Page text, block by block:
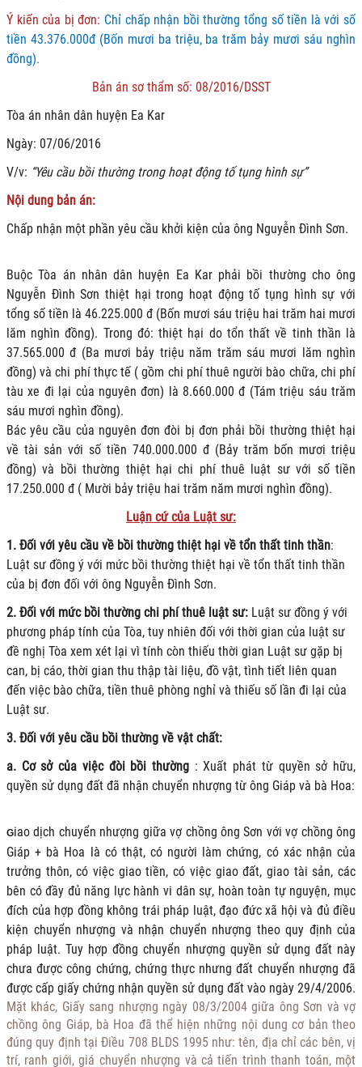
Ý kiến của bị đơn: Chỉ chấp nhận bồi thường tổng số tiền là với số
tiền 43.376.000đ (Bốn mươi ba triệu, ba trăm bảy mươi sáu nghìn
đồng).
Bản án sơ thẩm số: 08/2016/DSST
Tòa án nhân dân huyện Ea Kar
Ngày: 07/06/2016
V/v: “Yêu cầu bồi thường trong hoạt động tố tụng hình sự”
Nội dung bản án:
Chấp nhận một phần yêu cầu khởi kiện của ông Nguyễn Đình Sơn.
Buộc Tòa án nhân dân huyện Ea Kar phải bồi thường cho ông
Nguyễn Đình Sơn thiệt hại trong hoạt động tố tụng hình sự với
tổng số tiền là 46.225.000 đ (Bốn mươi sáu triệu hai trăm hai mươi
lăm nghìn đồng). Trong đó: thiệt hại do tổn thất về tinh thần là
37.565.000 đ (Ba mươi bảy triệu năm trăm sáu mươi lăm nghìn
đồng) và chi phí thực tế ( gồm chi phí thuê người bào chữa, chi phí
tàu xe đi lại của nguyên đơn) là 8.660.000 đ (Tám triệu sáu trăm
sáu mươi nghìn đồng).
Bác yêu cầu của nguyên đơn đòi bị đơn phải bồi thường thiệt hại
về tài sản với số tiền 740.000.000 đ (Bảy trăm bốn mươi triệu
đồng) và bồi thường thiệt hại chi phí thuê luật sư với số tiền
17.250.000 đ ( Mười bảy triệu hai trăm năm mươi nghìn đồng).
Luận cứ của Luật sư:
1. Đối với yêu cầu về bồi thường thiệt hại về tổn thất tinh thần:
Luật sư đồng ý với mức bồi thường thiệt hại về tổn thất tinh thần
của bị đơn đối với ông Nguyễn Đình Sơn.
2. Đối với mức bồi thường chi phí thuê luật sư: Luật sư đồng ý với
phương pháp tính của Tòa, tuy nhiên đối với thời gian của luật sư
đề nghị Tòa xem xét lại vì tính còn thiếu thời gian Luật sư gặp bị
can, bị cáo, thời gian thu thập tài liệu, đồ vật, tình tiết liên quan
đến việc bào chữa, tiền thuê phòng nghỉ và thiếu số lần đi lại của
Luật sư.
3. Đối với yêu cầu bồi thường về vật chất:
a. Cơ sở của việc đòi bồi thường : Xuất phát từ quyền sở hữu,
quyền sử dụng đất đã nhận chuyển nhượng từ ông Giáp và bà Hoa:
Giao dịch chuyển nhượng giữa vợ chồng ông Sơn với vợ chồng ông
Giáp + bà Hoa là có thật, có người làm chứng, có xác nhận của
trưởng thôn, có việc giao tiền, có việc giao đất, giao tài sản, các
bên có đầy đủ năng lực hành vi dân sự, hoàn toàn tự nguyện, mục
đích của hợp đồng không trái pháp luật, đạo đức xã hội và đủ điều
kiện chuyển nhượng và nhận chuyển nhượng theo quy định của
pháp luật. Tuy hợp đồng chuyển nhượng quyền sử dụng đất này
chưa được công chứng, chứng thực nhưng đất chuyển nhượng đã
được cấp giấy chứng nhận quyền sử dụng đất vào ngày 29/4/2006.
Mặt khác, Giấy sang nhượng ngày 08/3/2004 giữa ông Sơn và vợ
chồng ông Giáp, bà Hoa đã thể hiện những nội dung cơ bản theo
đúng quy định tại Điều 708 BLDS 1995 như: tên, địa chỉ các bên, vị
trí, ranh giới, giá chuyển nhượng và cả tiến trình thanh toán, một